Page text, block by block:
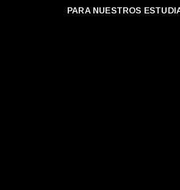
PARA NUESTROS